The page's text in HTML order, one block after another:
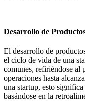
Desarrollo de
El desarrollo de
el ciclo de vida de una
comunes, refiriéndose al
operaciones hasta
una startup, esto
basándose en la